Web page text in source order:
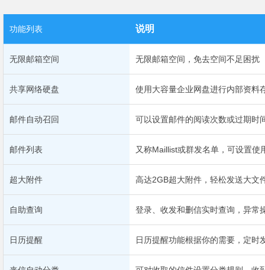
功能列表 说明
无限邮箱空间 无限邮箱空间，免去空间不足困扰
共享网络硬盘 使用大容量企业网盘进行内部资料
邮件自动召回 可以设置邮件的阅读次数或过期时
邮件列表 又称Maillist或群发名单，可设置
超大附件 高达2GB超大附件，轻松发送大文
自助查询 登录、收发和删信实时查询，异常
日历提醒 日历提醒功能根据你的需要，定时